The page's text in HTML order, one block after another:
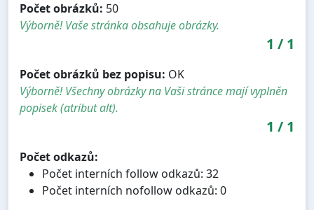
Počet obrázků: 50
Výborně! Vaše stránka obsahuje obrázky.
1 / 1
Počet obrázků bez popisu: OK
Výborně! Všechny obrázky na Vaši stránce mají vyplněn
popisek (atribut alt).
1 / 1
Počet odkazů:
Počet interních follow odkazů: 32
Počet interních nofollow odkazů: 0